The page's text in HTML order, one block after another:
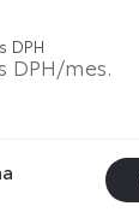
s DPH
DPH/mes.